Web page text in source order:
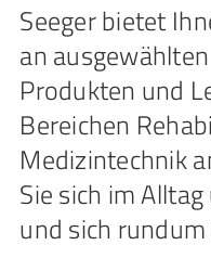
Seeger bietet
an
Produkten und
Bereichen
Medizintechnik
Sie sich im
und sich